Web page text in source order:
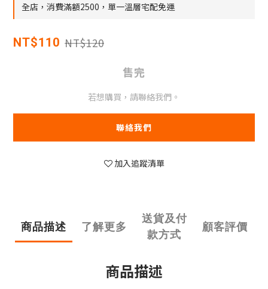
全店，消費滿額2500，單一溫層宅配免運
NT$110 NT$120
售完
若想購買，請聯絡我們。
聯絡我們
加入追蹤清單
商品描述 了解更多
送貨及付
款方式
顧客評價
商品描述